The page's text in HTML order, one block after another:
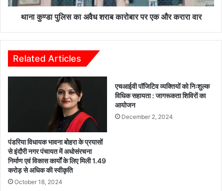
एक
थाना कुण्डा पुलिस का अवैध शराब कारोबार पर एक और करारा वार
Related Articles
पंडरिया विधायक भावना बोहरा के प्रयासों
से इंदौरी नगर पंचायत में अधोसंरचना
निर्माण एवं विकास कार्यों के लिए मिली 1.49
करोड़ से अधिक की स्वीकृति
October 18, 2024
एचआईवी पॉजिटिव व्यक्तियों को निःशुल्क
विधिक सहायता : जागरूकता शिविरों का
आयोजन
December 2, 2024